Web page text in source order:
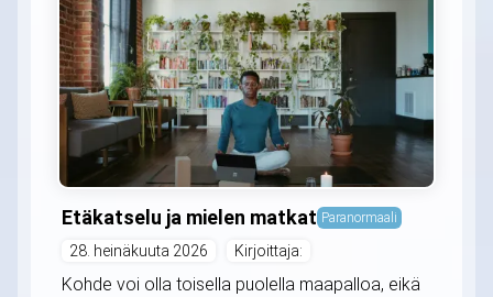
Etäkatselu ja mielen matkat Paranormaali
28. heinäkuuta 2026 Kirjoittaja:
Kohde voi olla toisella puolella maapalloa, eikä